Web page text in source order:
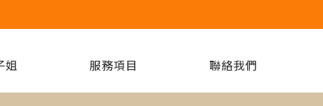
姐 服務項目 聯絡我們